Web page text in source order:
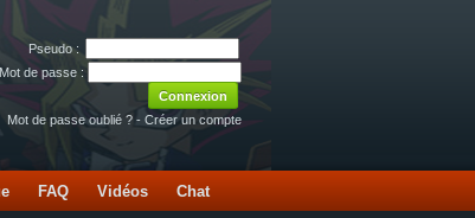
Pseudo :
Mot de passe :
Mot de passe oublié ? - Créer un compte
FAQ Vidéos Chat